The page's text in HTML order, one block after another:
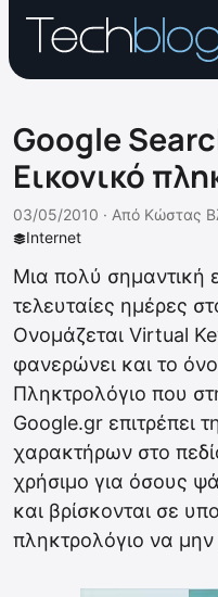
Google
Εικονικό
Internet
03/05/2010 · Από Κώστας
Μια πολύ σημαντική
τελευταίες ημέρες
Ονομάζεται Virtual
φανερώνει και το
Πληκτρολόγιο που
Google.gr επιτρέπει
χαρακτήρων στο
χρήσιμο για όσους
και βρίσκονται σε
πληκτρολόγιο να